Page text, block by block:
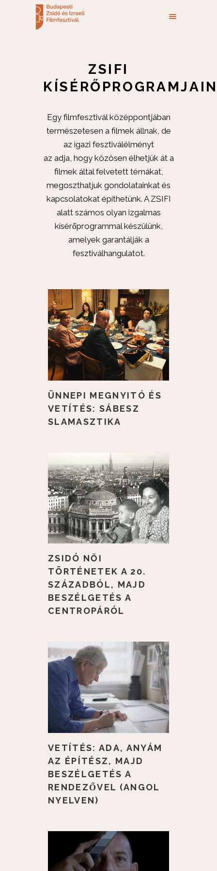
ZSIFI
Egy filmfesztivál középpontjában
természetesen a filmek állnak, de
az igazi fesztiválélményt
az adja, hogy közösen élhetjük át a
filmek által felvetett témákat,
megoszthatjuk gondolatainkat és
kapcsolatokat építhetünk. A ZSIFI
alatt számos olyan izgalmas
kísérőprogrammal készülünk,
amelyek garantálják a
fesztiválhangulatot.
ÜNNEPI MEGNYITÓ ÉS
VETÍTÉS: SÁBESZ
SLAMASZTIKA
ZSIDÓ NŐI
TÖRTÉNETEK A 20.
SZÁZADBÓL, MAJD
BESZÉLGETÉS A
CENTROPÁRÓL
VETÍTÉS: ADA, ANYÁM
AZ ÉPÍTÉSZ, MAJD
BESZÉLGETÉS A
RENDEZŐVEL (ANGOL
NYELVEN)